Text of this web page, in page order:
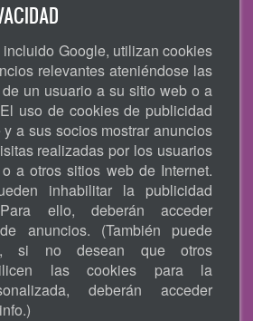
Google, utilizan cookies
relevantes ateniéndose las
un usuario a su sitio web o a
uso de cookies de publicidad
a sus socios mostrar anuncios
realizadas por los usuarios
a otros sitios web de Internet.
inhabilitar la publicidad
Para ello, deberán acceder
anuncios. (También puede
si no desean que otros
las cookies para la
deberán acceder
.)